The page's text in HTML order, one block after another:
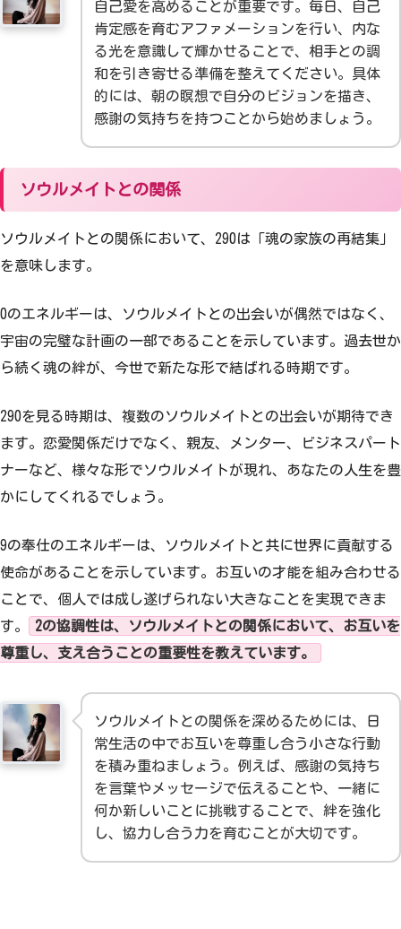
自己愛を高めることが重要です。毎日、自己
肯定感を育むアファメーションを行い、内な
る光を意識して輝かせることで、相手との調
和を引き寄せる準備を整えてください。具体
的には、朝の瞑想で自分のビジョンを描き、
感謝の気持ちを持つことから始めましょう。
ソウルメイトとの関係
ソウルメイトとの関係において、290は「魂の家族の再結集」
を意味します。
0のエネルギーは、ソウルメイトとの出会いが偶然ではなく、
宇宙の完璧な計画の一部であることを示しています。過去世か
ら続く魂の絆が、今世で新たな形で結ばれる時期です。
290を見る時期は、複数のソウルメイトとの出会いが期待でき
ます。恋愛関係だけでなく、親友、メンター、ビジネスパート
ナーなど、様々な形でソウルメイトが現れ、あなたの人生を豊
かにしてくれるでしょう。
9の奉仕のエネルギーは、ソウルメイトと共に世界に貢献する
使命があることを示しています。お互いの才能を組み合わせる
ことで、個人では成し遂げられない大きなことを実現できま
す。
2の協調性は、ソウルメイトとの関係において、お互いを
尊重し、支え合うことの重要性を教えています。
ソウルメイトとの関係を深めるためには、日
常生活の中でお互いを尊重し合う小さな行動
を積み重ねましょう。例えば、感謝の気持ち
を言葉やメッセージで伝えることや、一緒に
何か新しいことに挑戦することで、絆を強化
し、協力し合う力を育むことが大切です。